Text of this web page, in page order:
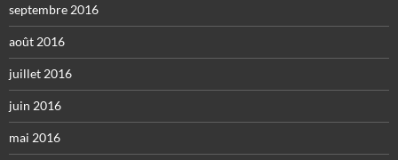
septembre 2016
août 2016
juillet 2016
juin 2016
mai 2016